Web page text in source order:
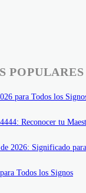
POPULARES
para Todos los
Reconocer tu
2026: Significado
Todos los Signos